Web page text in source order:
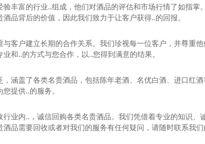
郑州茅台酒回收 郑州
验丰富的行业..组成，他们对酒品的评估和市场行情了如指掌
品背后的价值，因此我们致力于让客户获得..的回报。
与客户建立长期的合作关系。我们珍视每一位客户，并尊重
和..的方式与您合作，以..您得到满意的结果。
，涵盖了各类名贵酒品，包括陈年老酒、名优白酒、进口红
提供..的服务。
行业内..，诚信回购各类名贵酒品。我们凭借着专业的知识
品需要回收或者对我们的服务有任何疑问，请随时联系我